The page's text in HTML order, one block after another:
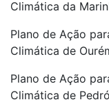
Climática da
Plano de Ação
Climática de
Plano de Ação
Climática de